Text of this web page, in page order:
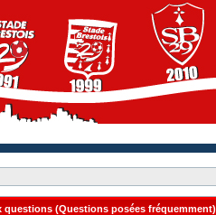
questions (Questions posées fréquemment)